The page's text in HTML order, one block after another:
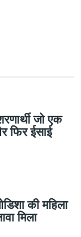
जो एक
फिर ईसाई
की महिला
मिला